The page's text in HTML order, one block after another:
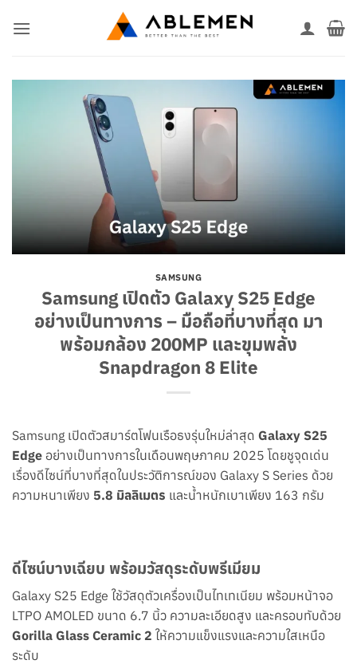
SAMSUNG
Samsung เปิดตัว Galaxy S25 Edge
อย่างเป็นทางการ – มือถือที่บางที่สุด มา
พร้อมกล้อง 200MP และขุมพลัง
Snapdragon 8 Elite
Samsung เปิดตัวสมาร์ตโฟนเรือธงรุ่นใหม่ล่าสุด Galaxy S25
Edge อย่างเป็นทางการในเดือนพฤษภาคม 2025 โดยชูจุดเด่น
เรื่องดีไซน์ที่บางที่สุดในประวัติการณ์ของ Galaxy S Series ด้วย
ความหนาเพียง 5.8 มิลลิเมตร และน้ำหนักเบาเพียง 163 กรัม
ดีไซน์บางเฉียบ พร้อมวัสดุระดับพรีเมียม
Galaxy S25 Edge ใช้วัสดุตัวเครื่องเป็นไทเทเนียม พร้อมหน้าจอ
LTPO AMOLED ขนาด 6.7 นิ้ว ความละเอียดสูง และครอบทับด้วย
Gorilla Glass Ceramic 2 ให้ความแข็งแรงและความใสเหนือ
ระดับ